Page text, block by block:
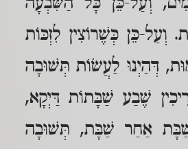
וְעַל-כֵּן כְּשֶׁרוֹצִין לִזְכּוֹת
דְּהַיְנוּ לַעֲשׂוֹת תְּשׁוּבָה
שֶׁבַע שַׁבָּתוֹת דַּיְקָא,
אַחַר שַׁבָּת, תְּשׁוּבָה